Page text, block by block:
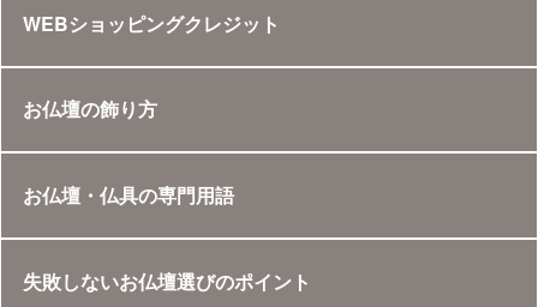
WEBショッピングクレジット
お仏壇の飾り方
お仏壇・仏具の専門用語
失敗しないお仏壇選びのポイント